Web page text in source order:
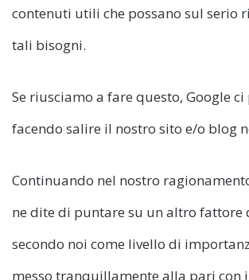
contenuti utili che possano sul serio
tali bisogni.
Se riusciamo a fare questo, Google
facendo salire il nostro sito e/o blog
Continuando nel nostro
ne dite di puntare su un altro fattore
secondo noi come livello di
messo tranquillamente alla pari con